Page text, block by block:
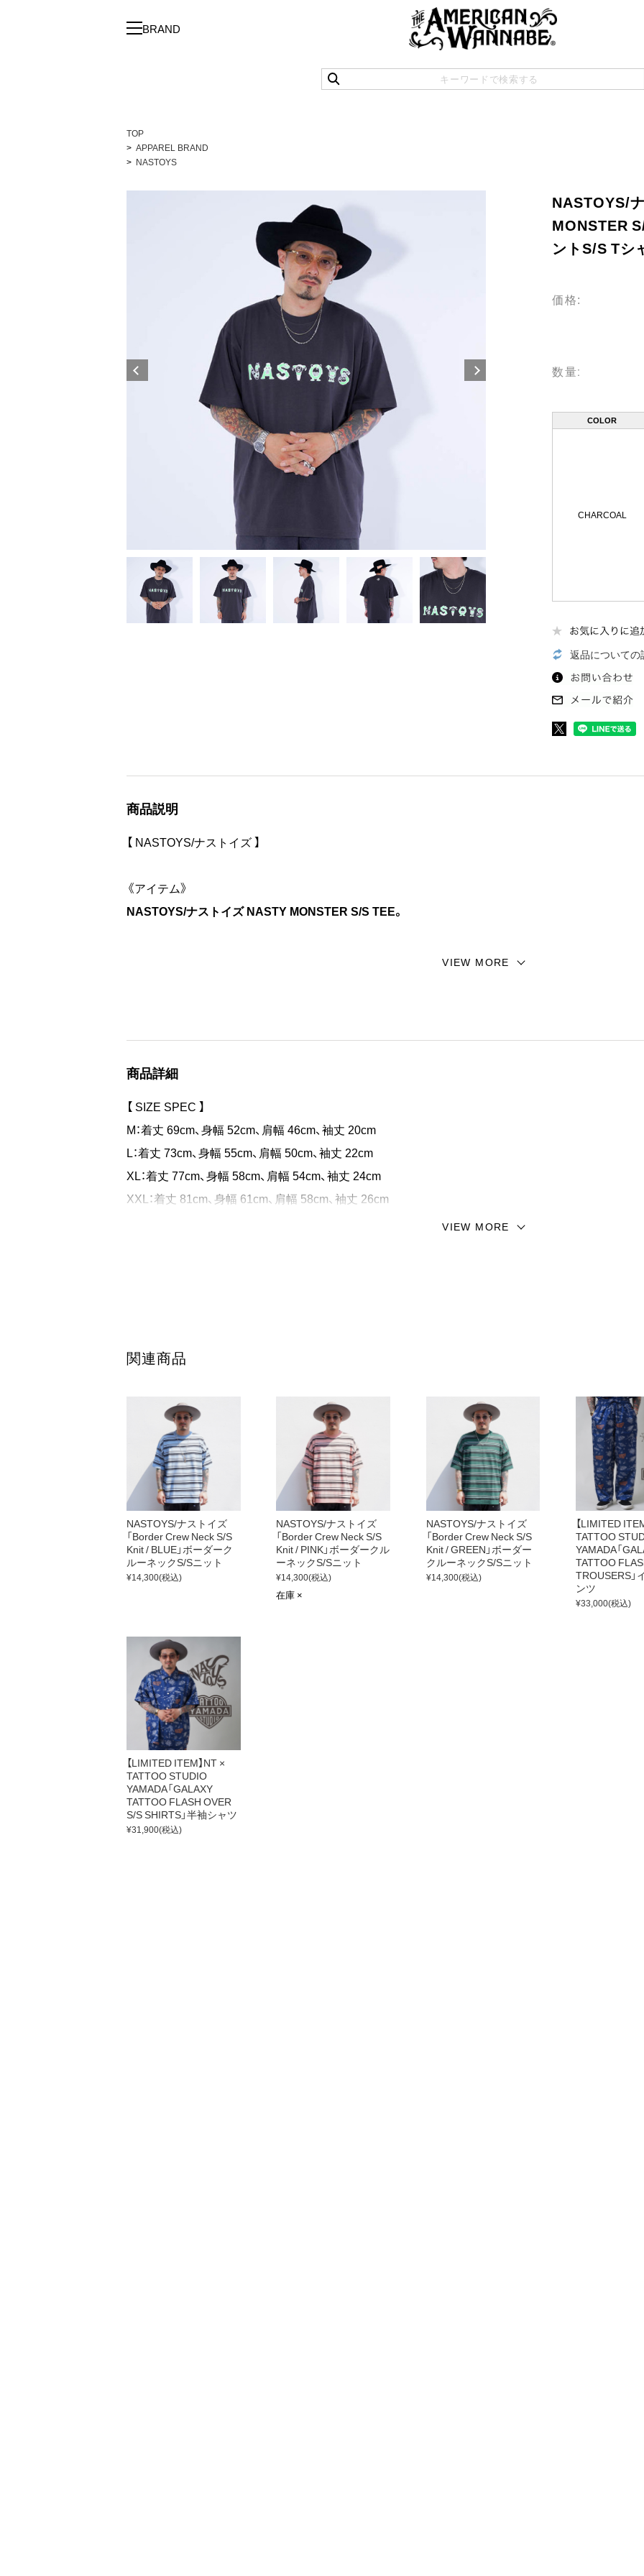
BRAND
TOP
APPAREL BRAND
NASTOYS
NASTOYS/
MONSTER
ントS/S Tシ
価格:
数量:
COLOR
CHARCOAL
返品についての
商品説明
【 NASTOYS/ナストイズ 】
《アイテム》
NASTOYS/ナストイズ NASTY MONSTER S/S TEE。
ほどよくドロップさせた肩回りと袖丈の長さで絶妙なルーズ感を演出するTシャツ。 汚らしくも哀
VIEW MORE
商品詳細
【 SIZE SPEC 】
M：着丈 69cm、身幅 52cm、肩幅 46cm、袖丈 20cm
L：着丈 73cm、身幅 55cm、肩幅 50cm、袖丈 22cm
XL：着丈 77cm、身幅 58cm、肩幅 54cm、袖丈 24cm
XXL：着丈 81cm、身幅 61cm、肩幅 58cm、袖丈 26cm
XLサイズ着用 / 身長 170cm / 体重 72kg
【 取り扱い店舗】
AMERICAN WANNABE / NO MORE 1階
VIEW MORE
関連商品
NASTOYS/ナストイズ
「Border Crew Neck S/S
Knit / BLUE」ボーダーク
ルーネックS/Sニット
¥14,300(税込)
NASTOYS/ナストイズ
「Border Crew Neck S/S
Knit / PINK」ボーダークル
ーネックS/Sニット
¥14,300(税込)
在庫 ×
NASTOYS/ナストイズ
「Border Crew Neck S/S
Knit / GREEN」ボーダー
クルーネックS/Sニット
¥14,300(税込)
【LIMITED
TATTOO
YAMADA「
TATTOO
TROUSERS」
ンツ
¥33,000(税込)
【LIMITED ITEM】NT ×
TATTOO STUDIO
YAMADA「GALAXY
TATTOO FLASH OVER
S/S SHIRTS」半袖シャツ
¥31,900(税込)